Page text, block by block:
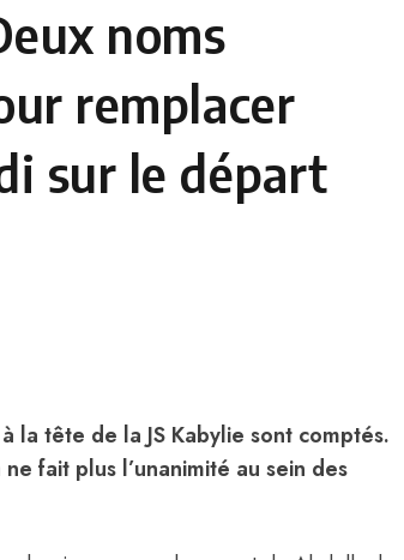
noms
remplacer
sur le départ
la tête de la JS Kabylie sont comptés.
fait plus l’unanimité au sein des